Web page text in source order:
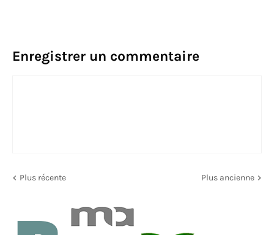
Enregistrer un commentaire
Plus récente Plus ancienne